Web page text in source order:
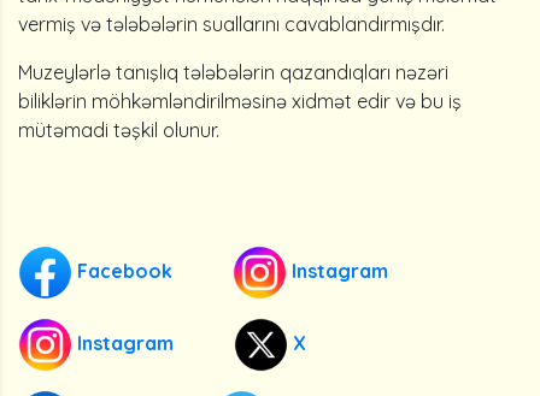
vermiş və tələbələrin suallarını cavablandırmışdır.
Muzeylərlə tanışlıq tələbələrin qazandıqları nəzəri
biliklərin möhkəmləndirilməsinə xidmət edir və bu iş
mütəmadi təşkil olunur.
Facebook Instagram
Instagram X